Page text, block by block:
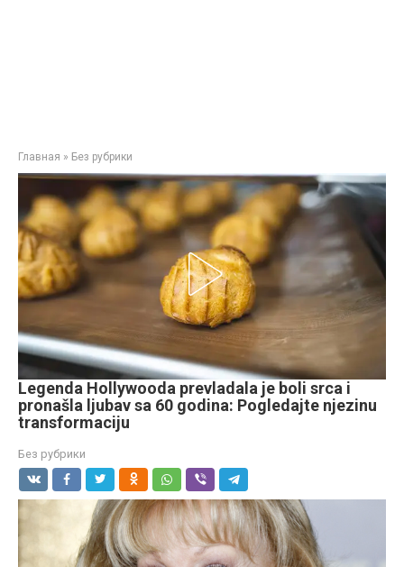
Главная » Без рубрики
Legenda Hollywooda prevladala je boli srca i
pronašla ljubav sa 60 godina: Pogledajte njezinu
transformaciju
Без рубрики